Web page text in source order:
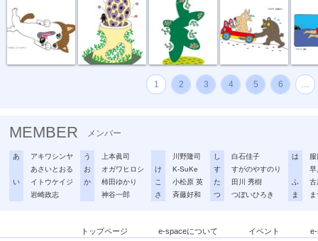
1 2 3 4 5 6 …
MEMBER メンバー
あ
アキワシンヤ
あさいとおる
い
イトウケイジ
岩崎政志
う
上本眞司
お
オガワヒロシ
か
柿田ゆかり
神谷一郎
川野隆司
け
K-SuKe
こ
小松原 英
さ
斉藤好和
し
白石佳子
す
すがのやすのり
た
田川 秀樹
つ
つぼいひろき
は
早
ふ
古
ま
トップページ e-spaceについて イベント